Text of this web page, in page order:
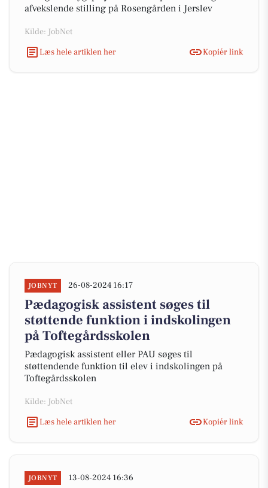
afvekslende stilling på Rosengården i Jerslev
Kilde: JobNet
Læs hele artiklen her
Kopiér link
JOBNYT 26-08-2024 16:17
Pædagogisk assistent søges til
støttende funktion i indskolingen
på Toftegårdsskolen
Pædagogisk assistent eller PAU søges til
støttendende funktion til elev i indskolingen på
Toftegårdsskolen
Kilde: JobNet
Læs hele artiklen her
Kopiér link
JOBNYT 13-08-2024 16:36